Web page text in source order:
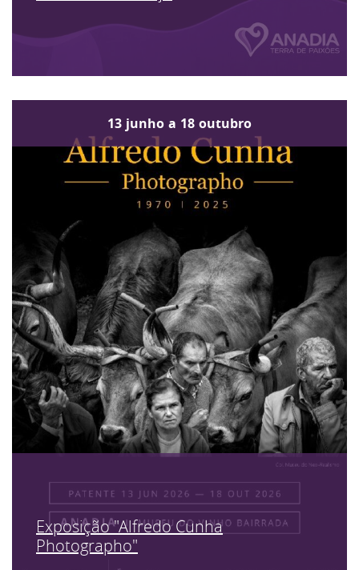
13 junho a 18 outubro
Exposição "Alfredo Cunha
Photographo"